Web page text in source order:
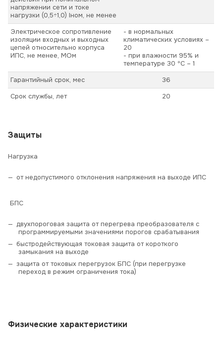
напряжении сети и токе
нагрузки (0,5÷1,0) Iном, не менее
Электрическое сопротивление
изоляции входных и выходных
цепей относительно корпуса
ИПС, не менее, МОм
- в нормальных
климатических условиях –
20
- при влажности 95% и
температуре 30 ºС – 1
Гарантийный срок, мес
36
Срок службы, лет
20
Защиты
Нагрузка
от недопустимого отклонения напряжения на выходе ИПС
БПС
двухпороговая защита от перегрева преобразователя с
программируемыми значениями порогов срабатывания
быстродействующая токовая защита от короткого
замыкания на выходе
защита от токовых перегрузок БПС (при перегрузке
переход в режим ограничения тока)
Физические характеристики